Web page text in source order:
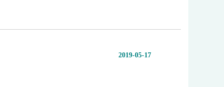
2019-05-17